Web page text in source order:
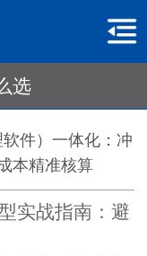
选
件）一体化：冲
本精准核算
实战指南：避